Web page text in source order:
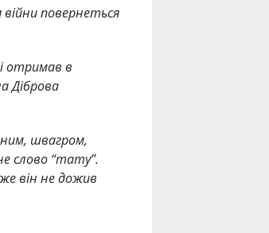
війни повернеться
отримав в
Діброва
швагром,
слово “тату”.
він не дожив